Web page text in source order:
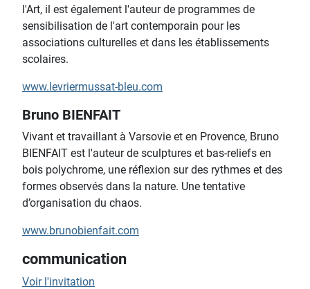
l'Art, il est également l'auteur de programmes de
sensibilisation de l'art contemporain pour les
associations culturelles et dans les établissements
scolaires.
www.levriermussat-bleu.com
Bruno BIENFAIT
Vivant et travaillant à Varsovie et en Provence, Bruno
BIENFAIT est l'auteur de sculptures et bas-reliefs en
bois polychrome, une réflexion sur des rythmes et des
formes observés dans la nature. Une tentative
d’organisation du chaos.
www.brunobienfait.com
communication
Voir l'invitation